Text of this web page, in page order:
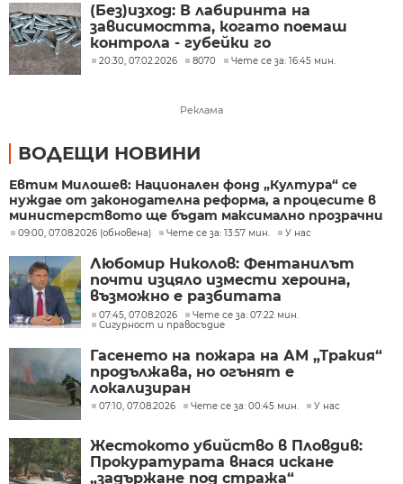
(Без)изход: В лабиринта на
зависимостта, когато поемаш
контрола - губейки го
20:30, 07.02.2026 8070 Чете се за: 16:45 мин.
Реклама
ВОДЕЩИ НОВИНИ
Евтим Милошев: Национален фонд „Култура“ се
нуждае от законодателна реформа, а процесите в
министерството ще бъдат максимално прозрачни
09:00, 07.08.2026 (обновена) Чете се за: 13:57 мин. У нас
Любомир Николов: Фентанилът
почти изцяло измести хероина,
възможно е разбитата
лаборатория да е единствената у
нас
07:45, 07.08.2026
Чете се за: 07:22 мин.
Сигурност и правосъдие
Гасенето на пожара на АМ „Тракия“
продължава, но огънят е
локализиран
07:10, 07.08.2026 Чете се за: 00:45 мин. У нас
Жестокото убийство в Пловдив:
Прокуратурата внася искане
„задържане под стража“